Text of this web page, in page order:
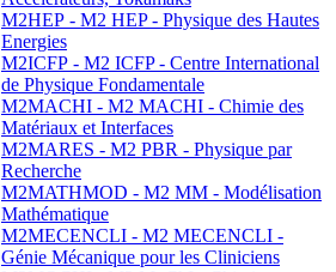
M2HEP - M2 HEP - Physique des Hautes
Energies
M2ICFP - M2 ICFP - Centre International
de Physique Fondamentale
M2MACHI - M2 MACHI - Chimie des
Matériaux et Interfaces
M2MARES - M2 PBR - Physique par
Recherche
M2MATHMOD - M2 MM - Modélisation
Mathématique
M2MECENCLI - M2 MECENCLI -
Génie Mécanique pour les Cliniciens